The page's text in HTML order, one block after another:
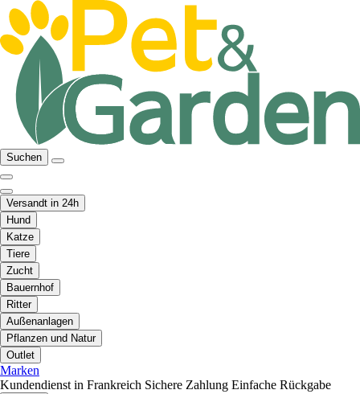
Suchen
Versandt in 24h
Hund
Katze
Tiere
Zucht
Bauernhof
Ritter
Außenanlagen
Pflanzen und Natur
Outlet
Marken
Kundendienst in Frankreich Sichere Zahlung Einfache Rückgabe